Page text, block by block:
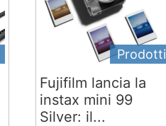
Prodotti
Fujifilm lancia la
instax mini 99
Silver: il...